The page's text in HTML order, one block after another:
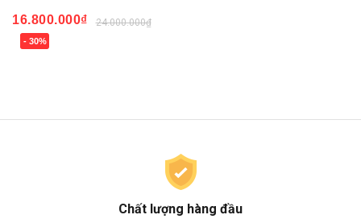
16.800.000₫ 24.000.000₫
- 30%
Chất lượng hàng đầu